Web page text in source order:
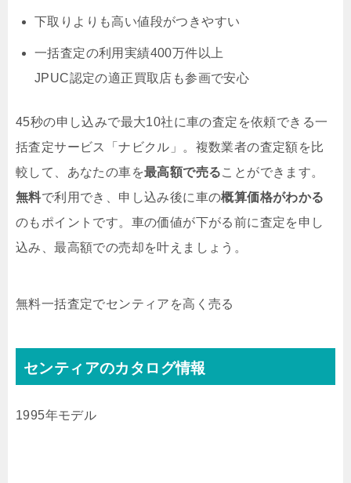
下取りよりも高い値段がつきやすい
一括査定の利用実績400万件以上
JPUC認定の適正買取店も参画で安心
45秒の申し込みで最大10社に車の査定を依頼できる一
括査定サービス「ナビクル」。複数業者の査定額を比
較して、あなたの車を最高額で売ることができます。
無料で利用でき、申し込み後に車の概算価格がわかる
のもポイントです。車の価値が下がる前に査定を申し
込み、最高額での売却を叶えましょう。
無料一括査定でセンティアを高く売る
センティアのカタログ情報
1995年モデル